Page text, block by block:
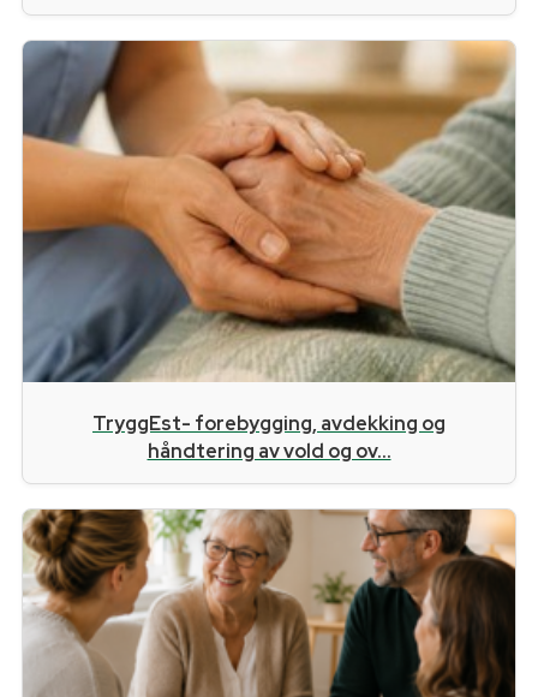
TryggEst- forebygging, avdekking og
håndtering av vold og ov...